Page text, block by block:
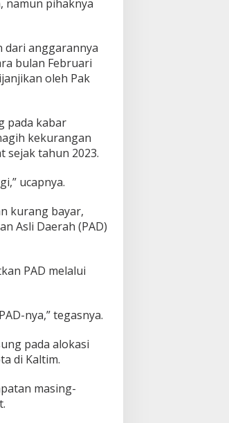
namun pihaknya
dari anggarannya
bulan Februari
oleh Pak
pada kabar
kekurangan
sejak tahun 2023.
ucapnya.
kurang bayar,
Asli Daerah (PAD)
PAD melalui
nya,” tegasnya.
pada alokasi
di Kaltim.
masing-